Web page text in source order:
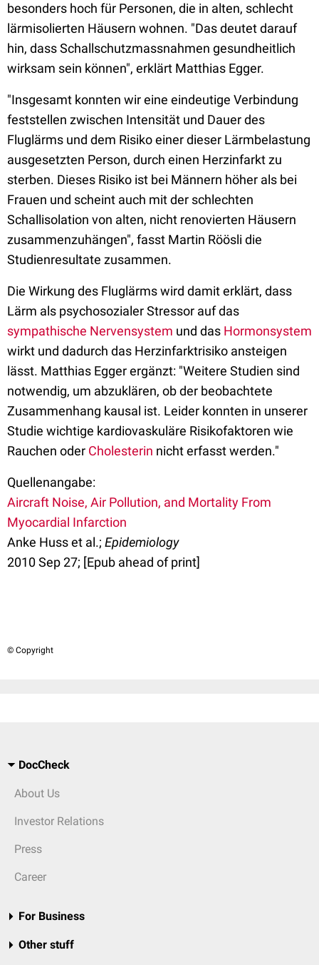
besonders hoch für Personen, die in alten, schlecht
lärmisolierten Häusern wohnen. "Das deutet darauf
hin, dass Schallschutzmassnahmen gesundheitlich
wirksam sein können", erklärt Matthias Egger.
"Insgesamt konnten wir eine eindeutige Verbindung
feststellen zwischen Intensität und Dauer des
Fluglärms und dem Risiko einer dieser Lärmbelastung
ausgesetzten Person, durch einen Herzinfarkt zu
sterben. Dieses Risiko ist bei Männern höher als bei
Frauen und scheint auch mit der schlechten
Schallisolation von alten, nicht renovierten Häusern
zusammenzuhängen", fasst Martin Röösli die
Studienresultate zusammen.
Die Wirkung des Fluglärms wird damit erklärt, dass
Lärm als psychosozialer Stressor auf das
sympathische Nervensystem und das Hormonsystem
wirkt und dadurch das Herzinfarktrisiko ansteigen
lässt. Matthias Egger ergänzt: "Weitere Studien sind
notwendig, um abzuklären, ob der beobachtete
Zusammenhang kausal ist. Leider konnten in unserer
Studie wichtige kardiovaskuläre Risikofaktoren wie
Rauchen oder Cholesterin nicht erfasst werden."
Quellenangabe:
Aircraft Noise, Air Pollution, and Mortality From
Myocardial Infarction
Anke Huss et al.; Epidemiology
2010 Sep 27; [Epub ahead of print]
© Copyright
DocCheck
About Us
Investor Relations
Press
Career
For Business
Other stuff